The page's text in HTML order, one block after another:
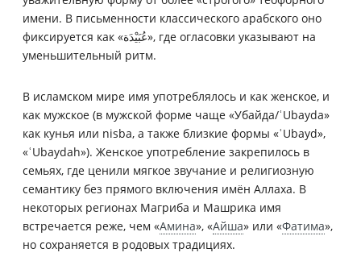
имени. В письменности классического арабского оно
фиксируется как «عُبَيْدَة», где огласовки указывают на
уменьшительный ритм.
В исламском мире имя употреблялось и как женское, и
как мужское (в мужской форме чаще «Убайда/ʿUbayda»
как кунья или nisba, а также близкие формы «ʿUbayd»,
«ʿUbaydah»). Женское употребление закрепилось в
семьях, где ценили мягкое звучание и религиозную
семантику без прямого включения имён Аллаха. В
некоторых регионах Магриба и Машрика имя
встречается реже, чем «Амина», «Айша» или «Фатима»,
но сохраняется в родовых традициях.